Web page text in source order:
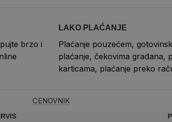
brzo i
LAKO PLAĆANJE
Plaćanje pouzećem,
plaćanje, čekovima građana,
karticama, plaćanje preko
CENOVNIK